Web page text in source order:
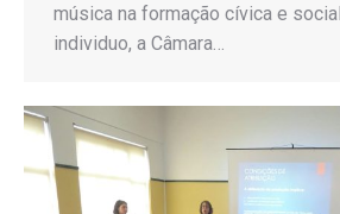
música na formação cívica e
individuo, a Câmara…